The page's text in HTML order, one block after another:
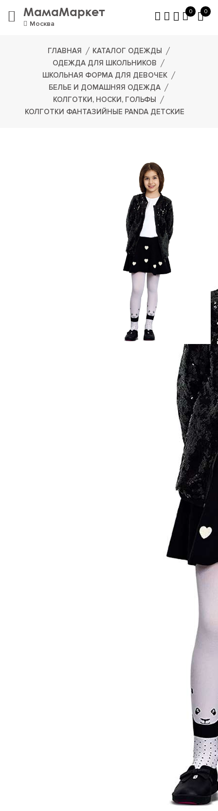
МамаМаркет
Москва
0 0
ГЛАВНАЯ
КАТАЛОГ ОДЕЖДЫ
ОДЕЖДА ДЛЯ ШКОЛЬНИКОВ
ШКОЛЬНАЯ ФОРМА ДЛЯ ДЕВОЧЕК
БЕЛЬЕ И ДОМАШНЯЯ ОДЕЖДА
КОЛГОТКИ, НОСКИ, ГОЛЬФЫ
КОЛГОТКИ ФАНТАЗИЙНЫЕ PANDA ДЕТСКИЕ